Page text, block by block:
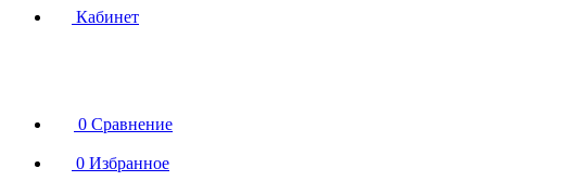
Кабинет
0 Сравнение
0 Избранное